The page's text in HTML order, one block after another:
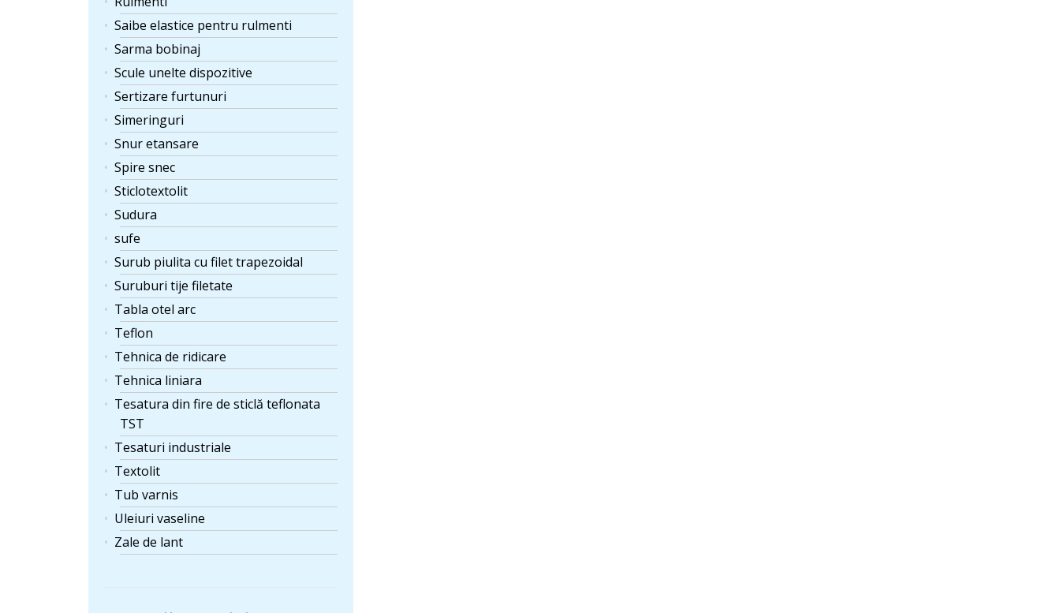
Saibe elastice pentru rulmenti
Sarma bobinaj
Scule unelte dispozitive
Sertizare furtunuri
Simeringuri
Snur etansare
Spire snec
Sticlotextolit
Sudura
sufe
Surub piulita cu filet trapezoidal
Suruburi tije filetate
Tabla otel arc
Teflon
Tehnica de ridicare
Tehnica liniara
Tesatura din fire de sticlă teflonata
TST
Tesaturi industriale
Textolit
Tub varnis
Uleiuri vaseline
Zale de lant